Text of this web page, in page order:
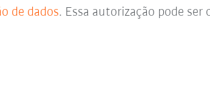
de dados. Essa autorização pode